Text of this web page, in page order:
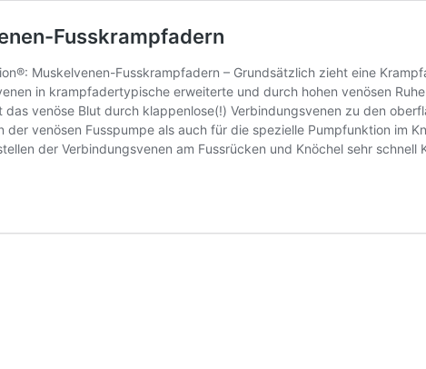
Fusskrampfadern
Muskelvenen-Fusskrampfadern – Grundsätzlich zieht eine
in krampfadertypische erweiterte und durch hohen venösen
das venöse Blut durch klappenlose(!) Verbindungsvenen zu den
der venösen Fusspumpe als auch für die spezielle Pumpfunktion im
der Verbindungsvenen am Fussrücken und Knöchel sehr